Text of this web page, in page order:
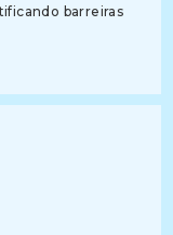
barreiras